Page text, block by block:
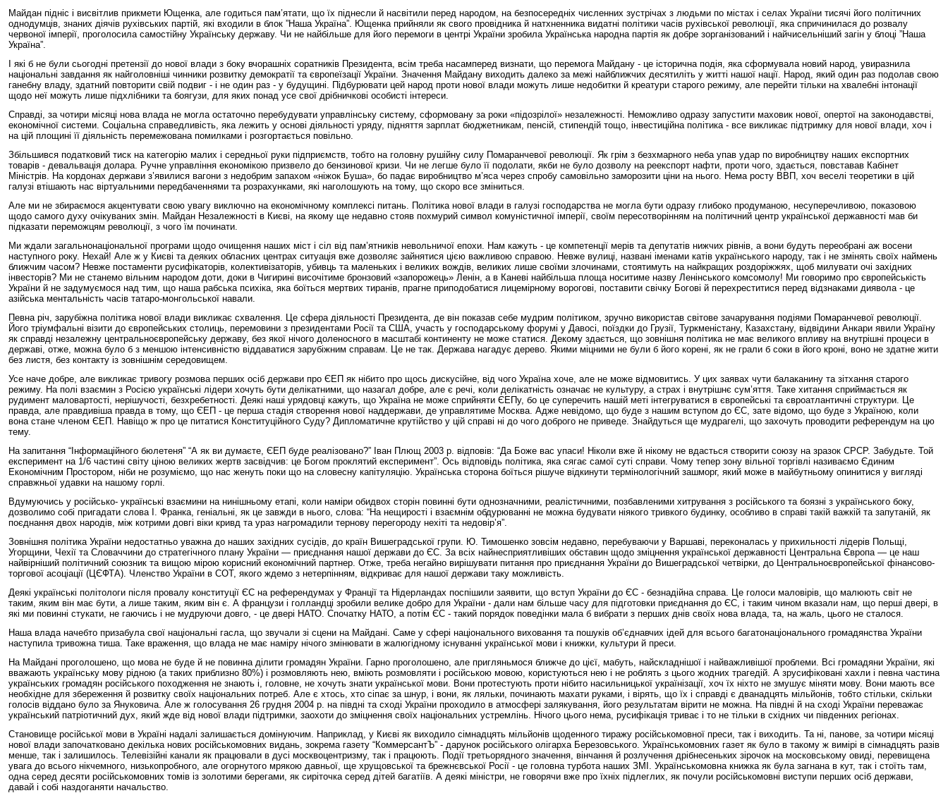
Майдан підніс і висвітлив прикмети Ющенка, але годиться пам’ятати, що їх піднесли й насвітили перед народом, на безпосередніх численних зустрічах з людьми по містах і селах України тисячі його політичних
однодумців, знаних діячів рухівських партій, які входили в блок ”Наша Україна”. Ющенка прийняли як свого провідника й натхненника видатні політики часів рухівської революції, яка спричинилася до розвалу
червоної імперії, проголосила самостійну Українську державу. Чи не найбільше для його перемоги в центрі України зробила Українська народна партія як добре зорганізований і найчисельніший загін у блоці ”Наша
Україна”.
І які б не були сьогодні претензії до нової влади з боку вчорашніх соратників Президента, всім треба насамперед визнати, що перемога Майдану - це історична подія, яка сформувала новий народ, увиразнила
національні завдання як найголовніші чинники розвитку демократії та європеїзації України. Значення Майдану виходить далеко за межі найближчих десятиліть у житті нашої нації. Народ, який один раз подолав свою
ганебну владу, здатний повторити свій подвиг - і не один раз - у будущині. Підбурювати цей народ проти нової влади можуть лише недобитки й креатури старого режиму, але перейти тільки на хвалебні інтонації
щодо неї можуть лише підхлібники та боягузи, для яких понад усе свої дрібничкові особисті інтереси.
Справді, за чотири місяці нова влада не могла остаточно перебудувати управлінську систему, сформовану за роки «підозрілої» незалежності. Неможливо одразу запустити маховик нової, опертої на законодавстві,
економічної системи. Соціальна справедливість, яка лежить у основі діяльності уряду, підняття зарплат бюджетникам, пенсій, стипендій тощо, інвестиційна політика - все викликає підтримку для нової влади, хоч і
на цій площині її діяльність перемежована помилками і розгортається повільно.
Збільшився податковий тиск на категорію малих і середньої руки підприємств, тобто на головну рушійну силу Помаранчевої революції. Як грім з безхмарного неба упав удар по виробництву наших експортних
товарів - девальвація долара. Ручне управління економікою призвело до бензинової кризи. Чи не легше було її подолати, якби не було дозволу на реекспорт нафти, проти чого, здається, повставав Кабінет
Міністрів. На кордонах держави з’явилися вагони з недобрим запахом «ніжок Буша», бо падає виробництво м’яса через спробу самовільно заморозити ціни на нього. Нема росту ВВП, хоч веселі теоретики в цій
галузі втішають нас віртуальними передбаченнями та розрахунками, які наголошують на тому, що скоро все зміниться.
Але ми не збираємося акцентувати свою увагу виключно на економічному комплексі питань. Політика нової влади в галузі господарства не могла бути одразу глибоко продуманою, несуперечливою, показовою
щодо самого духу очікуваних змін. Майдан Незалежності в Києві, на якому ще недавно стояв похмурий символ комуністичної імперії, своїм пересотворінням на політичний центр української державності мав би
підказати переможцям революції, з чого їм починати.
Ми ждали загальнонаціональної програми щодо очищення наших міст і сіл від пам’ятників невольничої епохи. Нам кажуть - це компетенції мерів та депутатів нижчих рівнів, а вони будуть переобрані аж восени
наступного року. Нехай! Але ж у Києві та деяких обласних центрах ситуація вже дозволяє зайнятися цією важливою справою. Невже вулиці, названі іменами катів українського народу, так і не змінять своїх наймень
ближчим часом? Невже постаменти русифікаторів, колективізаторів, убивць та маленьких і великих вождів, великих лише своїми злочинами, стоятимуть на найкращих роздоріжжях, щоб милувати очі західних
інвесторів? Ми не станемо вільним народом доти, доки в Чигирині височітиме бронзовий «запорожець» Ленін, а в Каневі найбільша площа носитиме назву Ленінського комсомолу! Ми говоримо про європейськість
України й не задумуємося над тим, що наша рабська психіка, яка боїться мертвих тиранів, прагне приподобатися лицемірному ворогові, поставити свічку Богові й перехреститися перед відзнаками диявола - це
азійська ментальність часів татаро-монгольської навали.
Певна річ, зарубіжна політика нової влади викликає схвалення. Це сфера діяльності Президента, де він показав себе мудрим політиком, зручно використав світове зачарування подіями Помаранчевої революції.
Його тріумфальні візити до європейських столиць, перемовини з президентами Росії та США, участь у господарському форумі у Давосі, поїздки до Грузії, Туркменістану, Казахстану, відвідини Анкари явили Україну
як справді незалежну центральноєвропейську державу, без якої нічого доленосного в масштабі континенту не може статися. Декому здається, що зовнішня політика не має великого впливу на внутрішні процеси в
державі, отже, можна було б з меншою інтенсивністю віддаватися зарубіжним справам. Це не так. Держава нагадує дерево. Якими міцними не були б його корені, як не грали б соки в його кроні, воно не здатне жити
без листя, без контакту із зовнішнім середовищем.
Усе наче добре, але викликає тривогу розмова перших осіб держави про ЄЕП як нібито про щось дискусійне, від чого Україна хоче, але не може відмовитись. У цих заявах чути балаканину та зітхання старого
режиму. На полі взаємин з Росією українські лідери хочуть бути делікатними, що назагал добре, але є речі, коли делікатність означає не культуру, а страх і внутрішнє сум’яття. Таке хитання сприймається як
рудимент маловартості, нерішучості, безхребетності. Деякі наші урядовці кажуть, що Україна не може сприйняти ЄЕПу, бо це суперечить нашій меті інтегруватися в європейські та євроатлантичні структури. Це
правда, але правдивіша правда в тому, що ЄЕП - це перша стадія створення нової наддержави, де управлятиме Москва. Адже невідомо, що буде з нашим вступом до ЄС, зате відомо, що буде з Україною, коли
вона стане членом ЄЕП. Навіщо ж про це питатися Конституційного Суду? Дипломатичне крутійство у цій справі ні до чого доброго не приведе. Знайдуться ще мудрагелі, що захочуть проводити референдум на цю
тему.
На запитання “Інформаційного бюлетеня” “А як ви думаєте, ЄЕП буде реалізовано?” Іван Плющ 2003 р. відповів: “Да Боже вас упаси! Ніколи вже й нікому не вдасться створити союзу на зразок СРСР. Забудьте. Той
експеримент на 1/6 частині світу ціною великих жертв засвідчив: це Богом проклятий експеримент”. Ось відповідь політика, яка сягає самої суті справи. Чому тепер зону вільної торгівлі називаємо Єдиним
Економічним Простором, ніби не розуміємо, що нас женуть поки що на словесну капітуляцію. Українська сторона боїться рішуче відкинути термінологічний зашморг, який може в майбутньому опинитися у вигляді
справжньої удавки на нашому горлі.
Вдумуючись у російсько- українські взаємини на нинішньому етапі, коли наміри обидвох сторін повинні бути однозначними, реалістичними, позбавленими хитрування з російського та боязні з українського боку,
дозволимо собі пригадати слова І. Франка, геніальні, як це завжди в нього, слова: “На нещирості і взаємнім обдурюванні не можна будувати ніякого тривкого будинку, особливо в справі такій важкій та запутаній, як
поєднання двох народів, між котрими довгі віки кривд та ураз нагромадили тернову перегороду нехіті та недовір’я”.
Зовнішня політика України недостатньо уважна до наших західних сусідів, до країн Вишеградської групи. Ю. Тимошенко зовсім недавно, перебуваючи у Варшаві, переконалась у прихильності лідерів Польщі,
Угорщини, Чехії та Словаччини до стратегічного плану України — приєднання нашої держави до ЄС. За всіх найнесприятливіших обставин щодо зміцнення української державності Центральна Європа — це наш
найвірніший політичний союзник та вищою мірою корисний економічний партнер. Отже, треба негайно вирішувати питання про приєднання України до Вишеградської четвірки, до Центральноєвропейської фінансово-
торгової асоціації (ЦЄФТА). Членство України в СОТ, якого ждемо з нетерпінням, відкриває для нашої держави таку можливість.
Деякі українські політологи після провалу конституції ЄС на референдумах у Франції та Нідерландах поспішили заявити, що вступ України до ЄС - безнадійна справа. Це голоси маловірів, що малюють світ не
таким, яким він має бути, а лише таким, яким він є. А французи і голландці зробили велике добро для України - дали нам більше часу для підготовки приєднання до ЄС, і таким чином вказали нам, що перші двері, в
які ми повинні стукати, не гаючись і не мудруючи довго, - це двері НАТО. Спочатку НАТО, а потім ЄС - такий порядок поведінки мала б вибрати з перших днів своїх нова влада, та, на жаль, цього не сталося.
Наша влада начебто призабула свої національні гасла, що звучали зі сцени на Майдані. Саме у сфері національного виховання та пошуків об’єднавчих ідей для всього багатонаціонального громадянства України
наступила тривожна тиша. Таке враження, що влада не має наміру нічого змінювати в жалюгідному існуванні української мови і книжки, культури й преси.
На Майдані проголошено, що мова не буде й не повинна ділити громадян України. Гарно проголошено, але пригляньмося ближче до цієї, мабуть, найскладнішої і найважливішої проблеми. Всі громадяни України, які
вважають українську мову рідною (а таких приблизно 80%) і розмовляють нею, вміють розмовляти і російською мовою, користуються нею і не роблять з цього жодних трагедій. А зрусифіковані хахли і певна частина
українських громадян російського походження не знають і, головне, не хочуть знати української мови. Вони протестують проти нібито насильницької українізації, хоч їх ніхто не змушує міняти мову. Вони мають все
необхідне для збереження й розвитку своїх національних потреб. Але є хтось, хто сіпає за шнур, і вони, як ляльки, починають махати руками, і вірять, що їх і справді є дванадцять мільйонів, тобто стільки, скільки
голосів віддано було за Януковича. Але ж голосування 26 грудня 2004 р. на півдні та сході України проходило в атмосфері залякування, його результатам вірити не можна. На півдні й на сході України переважає
український патріотичний дух, який жде від нової влади підтримки, заохоти до зміцнення своїх національних устремлінь. Нічого цього нема, русифікація триває і то не тільки в східних чи південних регіонах.
Становище російської мови в Україні надалі залишається домінуючим. Наприклад, у Києві як виходило сімнадцять мільйонів щоденного тиражу російськомовної преси, так і виходить. Та ні, панове, за чотири місяці
нової влади започатковано декілька нових російськомовних видань, зокрема газету “КоммерсантЪ” - дарунок російського олігарха Березовського. Українськомовних газет як було в такому ж вимірі в сімнадцять разів
менше, так і залишилось. Телевізійні канали як працювали в дусі москвоцентризму, так і працюють. Події третьорядного значення, вінчання й розлучення дрібнесеньких зірочок на московському овиді, перевищена
увага до всього нікчемного, низькопробного, але огорнутого мрякою давньої, ще хрущовської та брежнєвської Росії - це головна турбота наших ЗМІ. Українськомовна книжка як була загнана в кут, так і стоїть там,
одна серед десяти російськомовних томів із золотими берегами, як сиріточка серед дітей багатіїв. А деякі міністри, не говорячи вже про їхніх підлеглих, як почули російськомовні виступи перших осіб держави,
давай і собі наздоганяти начальство.